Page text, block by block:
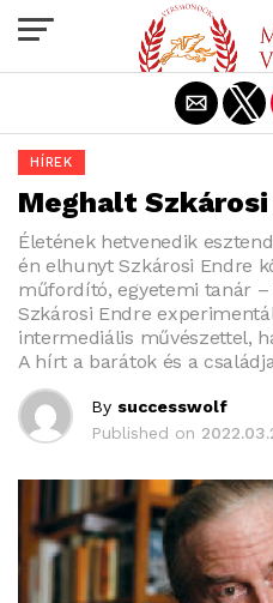
HÍREK
Meghalt Szkárosi
Életének hetvenedik
én elhunyt Szkárosi Endre
műfordító, egyetemi tanár
Szkárosi Endre
intermediális művészettel,
A hírt a barátok és a
By successwolf
Published on
Exit